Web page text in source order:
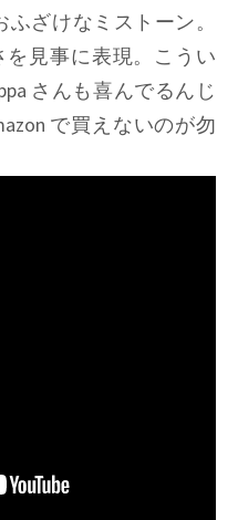
ざけなミストーン。
を見事に表現。こうい
さんも喜んでるんじ
で買えないのが勿